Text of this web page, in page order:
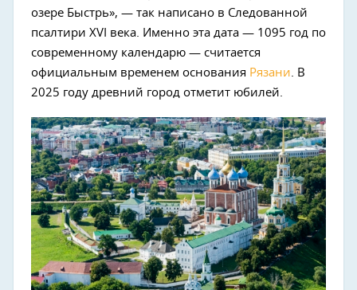
озере Быстрь», — так написано в Следованной
псалтири XVI века. Именно эта дата — 1095 год по
современному календарю — считается
официальным временем основания Рязани. В
2025 году древний город отметит юбилей.